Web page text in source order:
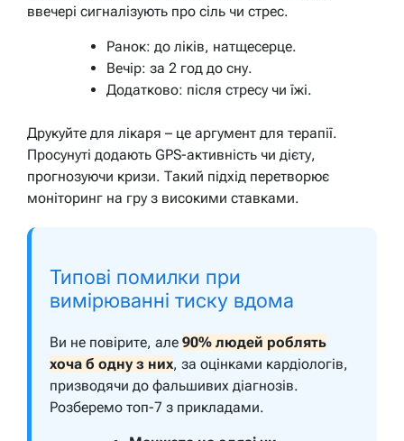
ввечері сигналізують про сіль чи стрес.
Ранок: до ліків, натщесерце.
Вечір: за 2 год до сну.
Додатково: після стресу чи їжі.
Друкуйте для лікаря – це аргумент для терапії.
Просунуті додають GPS-активність чи дієту,
прогнозуючи кризи. Такий підхід перетворює
моніторинг на гру з високими ставками.
Типові помилки при
вимірюванні тиску вдома
Ви не повірите, але 90% людей роблять
хоча б одну з них, за оцінками кардіологів,
призводячи до фальшивих діагнозів.
Розберемо топ-7 з прикладами.